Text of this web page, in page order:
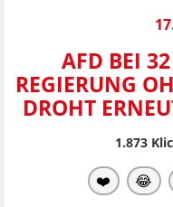
AFD BEI
REGIERUNG
DROHT
1.873
❤️ 😂